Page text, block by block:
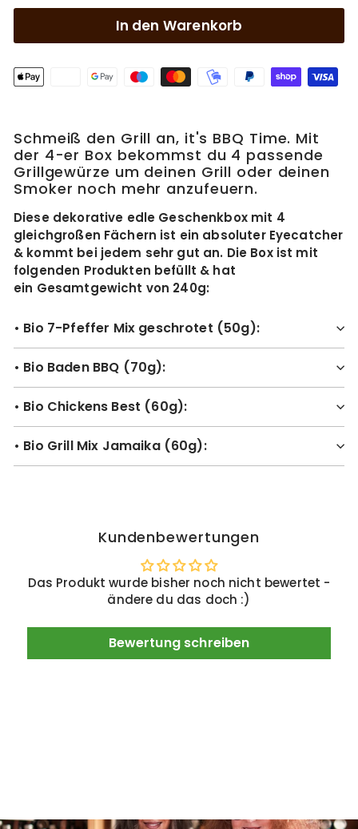
In den Warenkorb
Schmeiß den Grill an, it's BBQ Time. Mit
der 4-er Box bekommst du 4 passende
Grillgewürze um deinen Grill oder deinen
Smoker noch mehr anzufeuern.
Diese dekorative edle Geschenkbox mit 4
gleichgroßen Fächern ist ein absoluter Eyecatcher
& kommt bei jedem sehr gut an. Die Box ist mit
folgenden Produkten befüllt & hat
ein Gesamtgewicht von 240g:
• Bio 7-Pfeffer Mix geschrotet (50g):
• Bio Baden BBQ (70g):
• Bio Chickens Best (60g):
• Bio Grill Mix Jamaika (60g):
Kundenbewertungen
Das Produkt wurde bisher noch nicht bewertet -
ändere du das doch :)
Bewertung schreiben